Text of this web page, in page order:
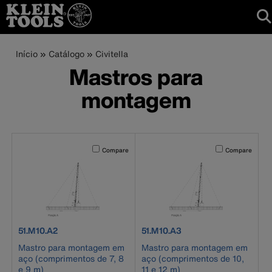
Pular
Navegação
principal
Trilha
navegação
Início Catálogo Civitella
Mastros para
montagem
Activating this element will cause content on the page to
Compare
product number 51.M10.A2
51.M10.A2
Mastro para montagem em
aço (comprimentos de 7, 8
e 9 m)
Activating this
Compare
product number 51.M10.A3
51.M10.A3
Mastro para montagem em
aço (comprimentos de 10,
11 e 12 m)